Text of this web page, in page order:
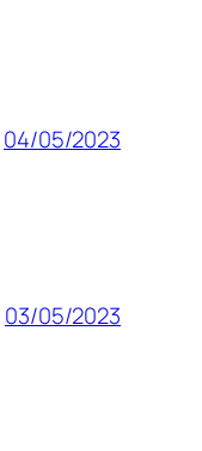
04/05/2023
03/05/2023